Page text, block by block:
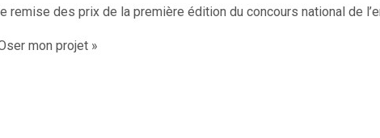
des prix de la première édition du concours national de